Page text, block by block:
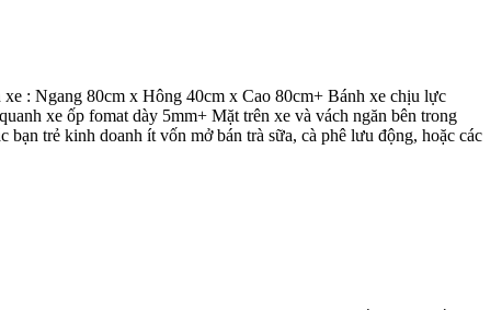
: Ngang 80cm x Hông 40cm x Cao 80cm+ Bánh xe chịu lực
xe ốp fomat dày 5mm+ Mặt trên xe và vách ngăn bên trong
trẻ kinh doanh ít vốn mở bán trà sữa, cà phê lưu động, hoặc các